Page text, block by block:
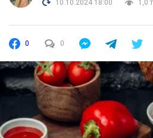
10.10.2024 18:00
1,0
0 0